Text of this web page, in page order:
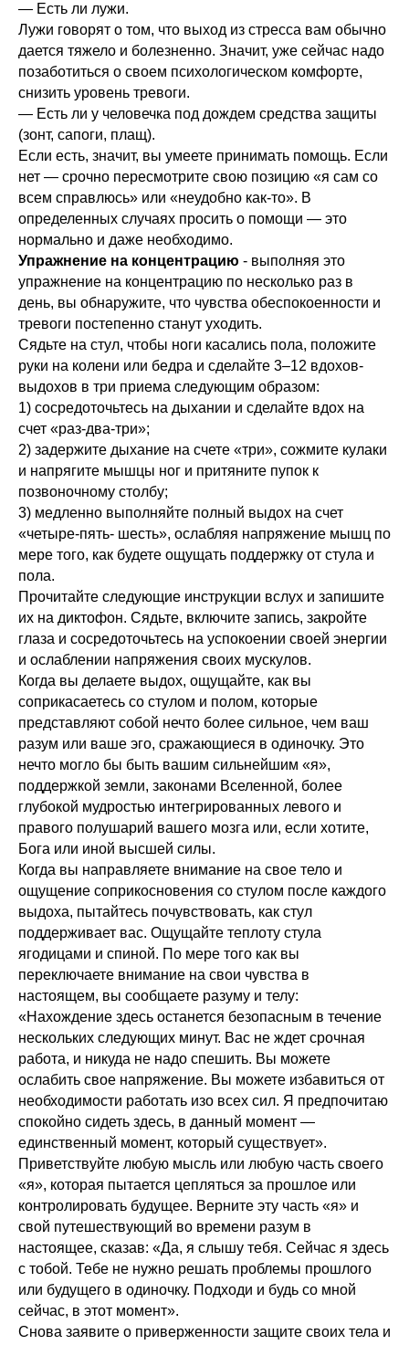
— Есть ли лужи.
Лужи говорят о том, что выход из стресса вам обычно
дается тяжело и болезненно. Значит, уже сейчас надо
позаботиться о своем психологическом комфорте,
снизить уровень тревоги.
— Есть ли у человечка под дождем средства защиты
(зонт, сапоги, плащ).
Если есть, значит, вы умеете принимать помощь. Если
нет — срочно пересмотрите свою позицию «я сам со
всем справлюсь» или «неудобно как-то». В
определенных случаях просить о помощи — это
нормально и даже необходимо.
Упражнение на концентрацию - выполняя это
упражнение на концентрацию по несколько раз в
день, вы обнаружите, что чувства обеспокоенности и
тревоги постепенно станут уходить.
Сядьте на стул, чтобы ноги касались пола, положите
руки на колени или бедра и сделайте 3–12 вдохов-
выдохов в три приема следующим образом:
1) сосредоточьтесь на дыхании и сделайте вдох на
счет «раз-два-три»;
2) задержите дыхание на счете «три», сожмите кулаки
и напрягите мышцы ног и притяните пупок к
позвоночному столбу;
3) медленно выполняйте полный выдох на счет
«четыре-пять- шесть», ослабляя напряжение мышц по
мере того, как будете ощущать поддержку от стула и
пола.
Прочитайте следующие инструкции вслух и запишите
их на диктофон. Сядьте, включите запись, закройте
глаза и сосредоточьтесь на успокоении своей энергии
и ослаблении напряжения своих мускулов.
Когда вы делаете выдох, ощущайте, как вы
соприкасаетесь со стулом и полом, которые
представляют собой нечто более сильное, чем ваш
разум или ваше эго, сражающиеся в одиночку. Это
нечто могло бы быть вашим сильнейшим «я»,
поддержкой земли, законами Вселенной, более
глубокой мудростью интегрированных левого и
правого полушарий вашего мозга или, если хотите,
Бога или иной высшей силы.
Когда вы направляете внимание на свое тело и
ощущение соприкосновения со стулом после каждого
выдоха, пытайтесь почувствовать, как стул
поддерживает вас. Ощущайте теплоту стула
ягодицами и спиной. По мере того как вы
переключаете внимание на свои чувства в
настоящем, вы сообщаете разуму и телу:
«Нахождение здесь останется безопасным в течение
нескольких следующих минут. Вас не ждет срочная
работа, и никуда не надо спешить. Вы можете
ослабить свое напряжение. Вы можете избавиться от
необходимости работать изо всех сил. Я предпочитаю
спокойно сидеть здесь, в данный момент —
единственный момент, который существует».
Приветствуйте любую мысль или любую часть своего
«я», которая пытается цепляться за прошлое или
контролировать будущее. Верните эту часть «я» и
свой путешествующий во времени разум в
настоящее, сказав: «Да, я слышу тебя. Сейчас я здесь
с тобой. Тебе не нужно решать проблемы прошлого
или будущего в одиночку. Подходи и будь со мной
сейчас, в этот момент».
Снова заявите о приверженности защите своих тела и